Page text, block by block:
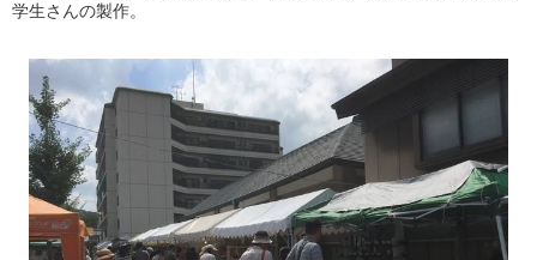
学生さんの製作。